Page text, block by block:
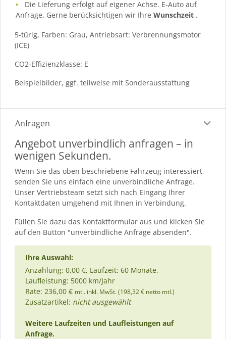
Die Lieferung erfolgt auf eigener Achse. E-Auto auf
Anfrage. Gerne berücksichtigen wir Ihre Wunschzeit .
5-türig, Farben: Grau, Antriebsart: Verbrennungsmotor
(ICE)
CO2-Effizienzklasse: E
Beispielbilder, ggf. teilweise mit Sonderausstattung
Anfragen
Angebot unverbindlich anfragen – in
wenigen Sekunden.
Wenn Sie das oben beschriebene Fahrzeug interessiert,
senden Sie uns einfach eine unverbindliche Anfrage.
Unser Vertriebsteam setzt sich nach Eingang Ihrer
Kontaktdaten umgehend mit Ihnen in Verbindung.
Füllen Sie dazu das Kontaktformular aus und klicken Sie
auf den Button "unverbindliche Anfrage absenden".
Ihre Auswahl:
Anzahlung: 0,00 €, Laufzeit: 60 Monate,
Laufleistung: 5000 km/Jahr
Rate: 236,00 € mtl. inkl. MwSt. (198,32 € netto mtl.)
Zusatzartikel: nicht ausgewählt
Weitere Laufzeiten und Laufleistungen auf
Anfrage.